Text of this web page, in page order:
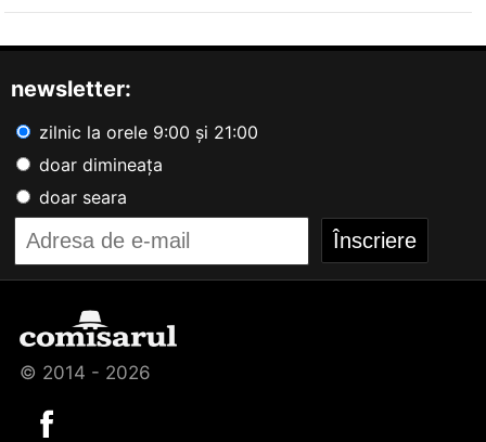
newsletter:
zilnic la orele 9:00 și 21:00
doar dimineața
doar seara
© 2014 - 2026